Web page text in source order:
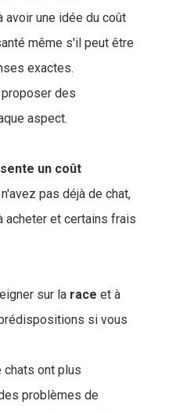
avoir une idée du coût
même s'il peut être
exactes.
des
aspect.
un coût
pas déjà de chat,
et certains frais
sur la race et à
si vous
chats ont plus
problèmes de